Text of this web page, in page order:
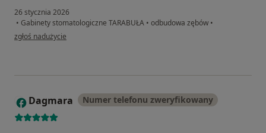
26 stycznia 2026
• Gabinety stomatologiczne TARABUŁA • odbudowa zębów •
w opinii użytkownika Weronika
zgłoś nadużycie
D Dagmara Numer telefonu zweryfikowany